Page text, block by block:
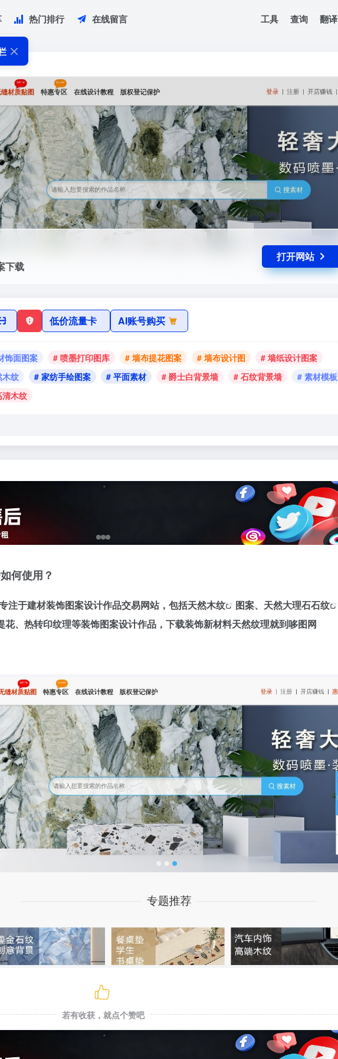
热门排行 在线留言 工具 查询 翻译
下载
打开网站
低价流量卡 AI账号购买
饰面图案 # 喷墨打印图库 # 墙布提花图案 # 墙布设计图
# 墙纸设计图案
木纹 # 家纺手绘图案 # 平面素材 # 爵士白背景墙 # 石纹背景墙
# 素材模板
清木纹
图案下载
何使用？
注于建材装饰图案设计作品交易网站，包括天然木纹 图案、天然大理石石纹
、热转印纹理等装饰图案设计作品，下载装饰新材料天然纹理就到哆图网
若有收获，就点个赞吧